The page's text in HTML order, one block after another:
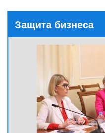
Защита бизнеса